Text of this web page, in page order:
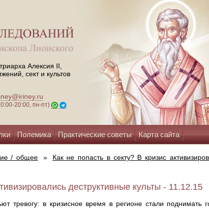
Алексия II,
сект и культов
20:00, пн-пт)
Полемика Практические советы Карта сайта
/ общее »
Как не попасть в секту? В кризис
деструктивные культы - 11.12.15
тревогу: в кризисное время в регионе стали поднимать